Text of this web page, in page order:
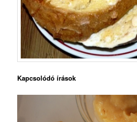
Kapcsolódó írások